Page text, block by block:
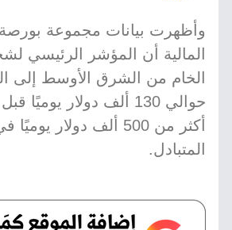
وأظهرت بيانات مجموعة بورصة
المالية أن المؤشر الرئيسي
الخام من الشرق الأوسط إلى
حوالي 130 ألف دولار
أكثر من 500 ألف دولار
المتبادل.